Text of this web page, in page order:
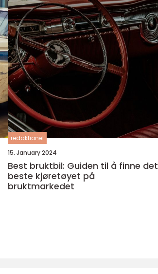
redaktionel
15. January 2024
Best bruktbil: Guiden til å finne det
beste kjøretøyet på
bruktmarkedet